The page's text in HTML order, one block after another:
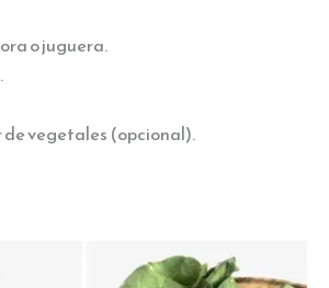
o juguera.
de vegetales (opcional).